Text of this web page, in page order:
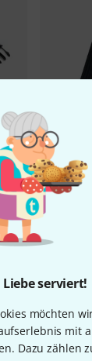
serviert!
möchten
mit
Dazu zählen
Daddario
Padded
25,90 €
5